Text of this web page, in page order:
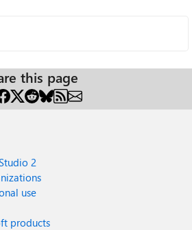
this page
2
use
products